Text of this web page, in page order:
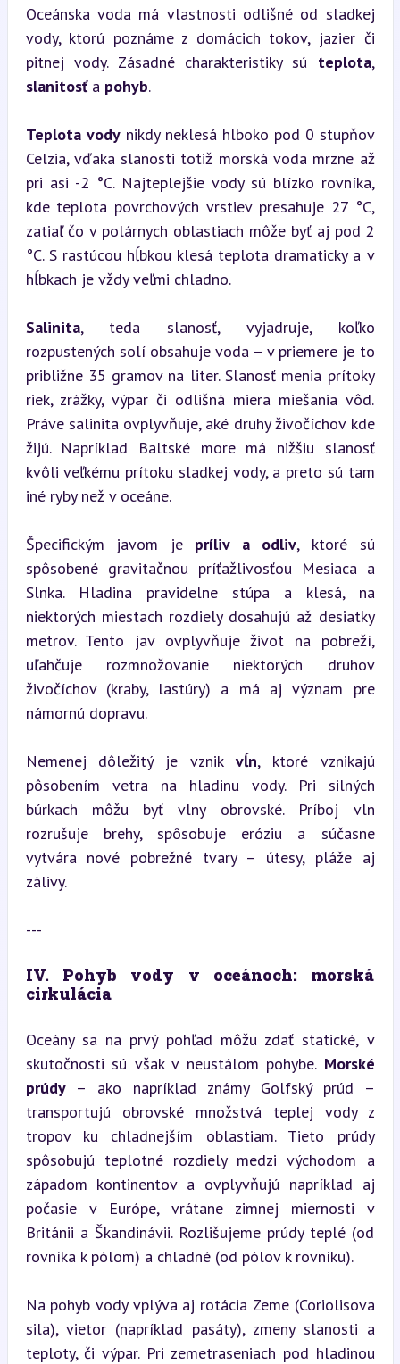
Oceánska voda má vlastnosti odlišné od sladkej
vody, ktorú poznáme z domácich tokov, jazier či
pitnej vody. Zásadné charakteristiky sú teplota,
slanitosť a pohyb.
Teplota vody nikdy neklesá hlboko pod 0 stupňov
Celzia, vďaka slanosti totiž morská voda mrzne až
pri asi -2 °C. Najteplejšie vody sú blízko rovníka,
kde teplota povrchových vrstiev presahuje 27 °C,
zatiaľ čo v polárnych oblastiach môže byť aj pod 2
°C. S rastúcou hĺbkou klesá teplota dramaticky a v
hĺbkach je vždy veľmi chladno.
Salinita, teda slanosť, vyjadruje, koľko
rozpustených solí obsahuje voda – v priemere je to
približne 35 gramov na liter. Slanosť menia prítoky
riek, zrážky, výpar či odlišná miera miešania vôd.
Práve salinita ovplyvňuje, aké druhy živočíchov kde
žijú. Napríklad Baltské more má nižšiu slanosť
kvôli veľkému prítoku sladkej vody, a preto sú tam
iné ryby než v oceáne.
Špecifickým javom je príliv a odliv, ktoré sú
spôsobené gravitačnou príťažlivosťou Mesiaca a
Slnka. Hladina pravidelne stúpa a klesá, na
niektorých miestach rozdiely dosahujú až desiatky
metrov. Tento jav ovplyvňuje život na pobreží,
uľahčuje rozmnožovanie niektorých druhov
živočíchov (kraby, lastúry) a má aj význam pre
námornú dopravu.
Nemenej dôležitý je vznik vĺn, ktoré vznikajú
pôsobením vetra na hladinu vody. Pri silných
búrkach môžu byť vlny obrovské. Príboj vln
rozrušuje brehy, spôsobuje eróziu a súčasne
vytvára nové pobrežné tvary – útesy, pláže aj
zálivy.
---
IV. Pohyb vody v oceánoch: morská
cirkulácia
Oceány sa na prvý pohľad môžu zdať statické, v
skutočnosti sú však v neustálom pohybe. Morské
prúdy – ako napríklad známy Golfský prúd –
transportujú obrovské množstvá teplej vody z
tropov ku chladnejším oblastiam. Tieto prúdy
spôsobujú teplotné rozdiely medzi východom a
západom kontinentov a ovplyvňujú napríklad aj
počasie v Európe, vrátane zimnej miernosti v
Británii a Škandinávii. Rozlišujeme prúdy teplé (od
rovníka k pólom) a chladné (od pólov k rovníku).
Na pohyb vody vplýva aj rotácia Zeme (Coriolisova
sila), vietor (napríklad pasáty), zmeny slanosti a
teploty, či výpar. Pri zemetraseniach pod hladinou